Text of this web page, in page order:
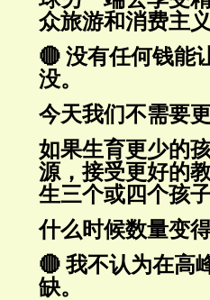
众旅游和消费主
🔴 没有任何钱能
没。
今天我们不需要
如果生育更少的
源，接受更好的
生三个或四个孩
什么时候数量变
🔴 我不认为在高
缺。